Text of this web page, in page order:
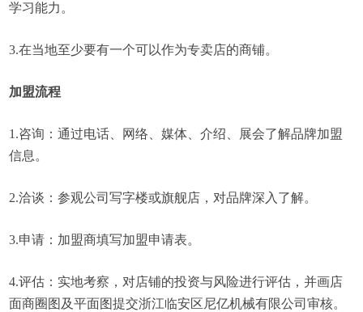
学习能力。
3.在当地至少要有一个可以作为专卖店的商铺。
加盟流程
1.咨询：通过电话、网络、媒体、介绍、展会了解品牌加盟
信息。
2.洽谈：参观公司写字楼或旗舰店，对品牌深入了解。
3.申请：加盟商填写加盟申请表。
4.评估：实地考察，对店铺的投资与风险进行评估，并画店
面商圈图及平面图提交浙江临安区尼亿机械有限公司审核。